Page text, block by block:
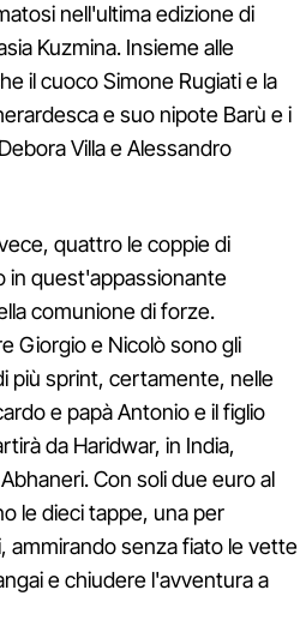
nell'ultima edizione di
Kuzmina. Insieme alle
il cuoco Simone Rugiati e la
e suo nipote Barù e i
Villa e Alessandro
quattro le coppie di
in quest'appassionante
comunione di forze.
Giorgio e Nicolò sono gli
più sprint, certamente, nelle
e papà Antonio e il figlio
da Haridwar, in India,
Con soli due euro al
le dieci tappe, una per
ammirando senza fiato le vette
e chiudere l'avventura a